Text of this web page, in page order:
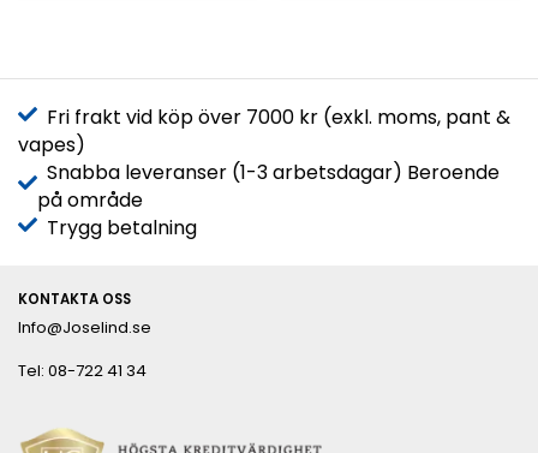
Fri frakt vid köp över 7000 kr (exkl. moms, pant &
vapes)
Snabba leveranser (1-3 arbetsdagar) Beroende
på område
Trygg betalning
KONTAKTA OSS
Info@Joselind.se
Tel: 08-722 41 34